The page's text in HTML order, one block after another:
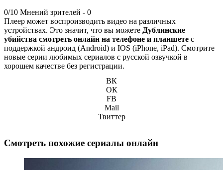
0/10 Мнений зрителей - 0
Плеер может воспроизводить видео на различных
устройствах. Это значит, что вы можете Дублинские
убийства смотреть онлайн на телефоне и планшете с
поддержкой андроид (Android) и IOS (iPhone, iPad). Смотрите
новые серии любимых сериалов с русской озвучкой в
хорошем качестве без регистрации.
ВК
ОК
FB
Mail
Твиттер
Смотреть похожие сериалы онлайн